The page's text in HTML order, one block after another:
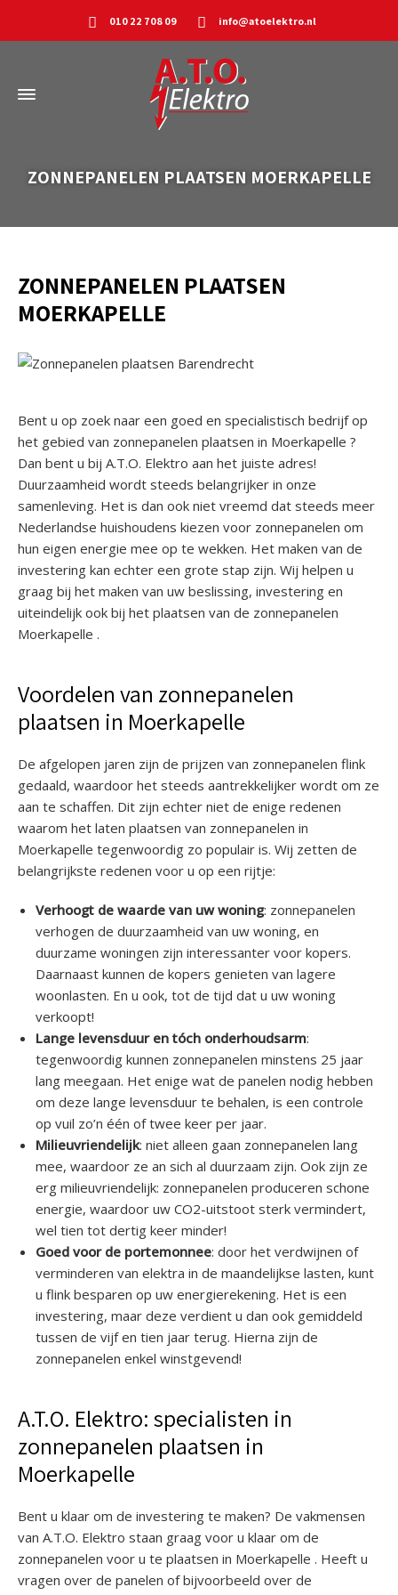
010 22 708 09 info@atoelektro.nl
ZONNEPANELEN PLAATSEN MOERKAPELLE
ZONNEPANELEN PLAATSEN
MOERKAPELLE
Bent u op zoek naar een goed en specialistisch bedrijf op
het gebied van zonnepanelen plaatsen in Moerkapelle ?
Dan bent u bij A.T.O. Elektro aan het juiste adres!
Duurzaamheid wordt steeds belangrijker in onze
samenleving. Het is dan ook niet vreemd dat steeds meer
Nederlandse huishoudens kiezen voor zonnepanelen om
hun eigen energie mee op te wekken. Het maken van de
investering kan echter een grote stap zijn. Wij helpen u
graag bij het maken van uw beslissing, investering en
uiteindelijk ook bij het plaatsen van de zonnepanelen
Moerkapelle .
Voordelen van zonnepanelen
plaatsen in Moerkapelle
De afgelopen jaren zijn de prijzen van zonnepanelen flink
gedaald, waardoor het steeds aantrekkelijker wordt om ze
aan te schaffen. Dit zijn echter niet de enige redenen
waarom het laten plaatsen van zonnepanelen in
Moerkapelle tegenwoordig zo populair is. Wij zetten de
belangrijkste redenen voor u op een rijtje:
Verhoogt de waarde van uw woning: zonnepanelen
verhogen de duurzaamheid van uw woning, en
duurzame woningen zijn interessanter voor kopers.
Daarnaast kunnen de kopers genieten van lagere
woonlasten. En u ook, tot de tijd dat u uw woning
verkoopt!
Lange levensduur en tóch onderhoudsarm:
tegenwoordig kunnen zonnepanelen minstens 25 jaar
lang meegaan. Het enige wat de panelen nodig hebben
om deze lange levensduur te behalen, is een controle
op vuil zo’n één of twee keer per jaar.
Milieuvriendelijk: niet alleen gaan zonnepanelen lang
mee, waardoor ze an sich al duurzaam zijn. Ook zijn ze
erg milieuvriendelijk: zonnepanelen produceren schone
energie, waardoor uw CO2-uitstoot sterk vermindert,
wel tien tot dertig keer minder!
Goed voor de portemonnee: door het verdwijnen of
verminderen van elektra in de maandelijkse lasten, kunt
u flink besparen op uw energierekening. Het is een
investering, maar deze verdient u dan ook gemiddeld
tussen de vijf en tien jaar terug. Hierna zijn de
zonnepanelen enkel winstgevend!
A.T.O. Elektro: specialisten in
zonnepanelen plaatsen in
Moerkapelle
Bent u klaar om de investering te maken? De vakmensen
van A.T.O. Elektro staan graag voor u klaar om de
zonnepanelen voor u te plaatsen in Moerkapelle . Heeft u
vragen over de panelen of bijvoorbeeld over de